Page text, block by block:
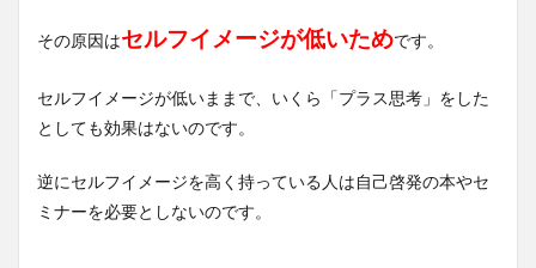
その原因はセルフイメージが低いためです。
セルフイメージが低いままで、いくら「プラス思考」をした
としても効果はないのです。
逆にセルフイメージを高く持っている人は自己啓発の本やセ
ミナーを必要としないのです。